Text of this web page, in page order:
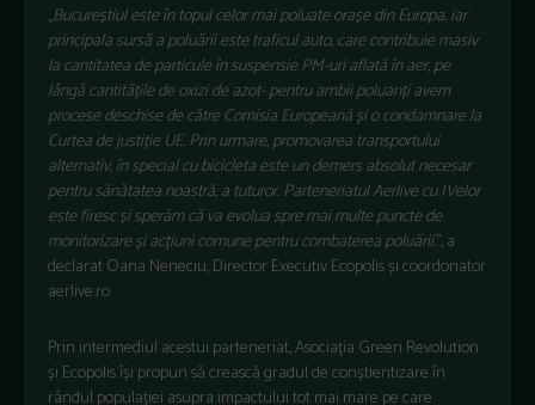
,,Bucureștiul este în topul celor mai poluate orașe din Europa, iar
principala sursă a poluării este traficul auto, care contribuie masiv
la cantitatea de particule în suspensie PM-uri aflată în aer, pe
lângă cantitățile de oxizi de azot- pentru ambii poluanți avem
procese deschise de către Comisia Europeană și o condamnare la
Curtea de justiție UE. Prin urmare, promovarea transportului
alternativ, în special cu bicicleta este un demers absolut necesar
pentru sănătatea noastră, a tuturor. Parteneriatul Aerlive cu IVelor
este firesc și sperăm că va evolua spre mai multe puncte de
monitorizare și acțiuni comune pentru combaterea poluării.’’, a
declaratOana Neneciu, Director Executiv Ecopolisși coordonator
aerlive.ro
Prin intermediul acestui parteneriat, Asociația Green Revolution
și Ecopolis își propun să crească gradul de conștientizare în
rândul populației asupra impactului tot mai mare pe care